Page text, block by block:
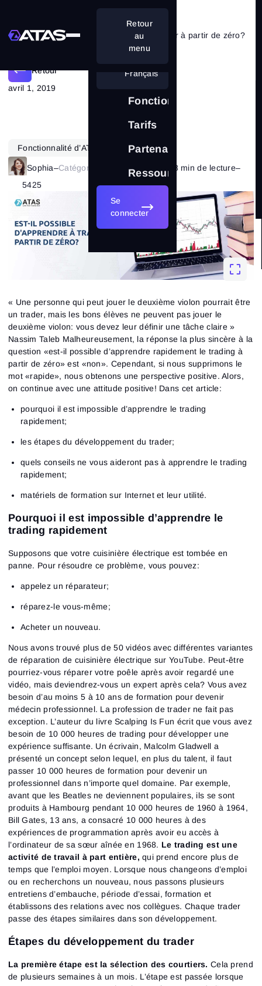
Fonctionnalités
Tarifs
Partenariat
Ressources
Français
Se
connecter
Retour
au
menu
Est-il possible d’apprendre à trader à partir de zéro?
Retour
avril 1, 2019
Fonctionnalité d’ATAS
Sophia–Catégorie: Bases du marché 8 min de lecture–
5425
« Une personne qui peut jouer le deuxième violon pourrait être
un trader, mais les bons élèves ne peuvent pas jouer le
deuxième violon: vous devez leur définir une tâche claire »
Nassim Taleb Malheureusement, la réponse la plus sincère à la
question «est-il possible d’apprendre rapidement le trading à
partir de zéro» est «non». Cependant, si nous supprimons le
mot «rapide», nous obtenons une perspective positive. Alors,
on continue avec une attitude positive! Dans cet article:
pourquoi il est impossible d’apprendre le trading
rapidement;
les étapes du développement du trader;
quels conseils ne vous aideront pas à apprendre le trading
rapidement;
matériels de formation sur Internet et leur utilité.
Pourquoi il est impossible d’apprendre le
trading rapidement
Supposons que votre cuisinière électrique est tombée en
panne. Pour résoudre ce problème, vous pouvez:
appelez un réparateur;
réparez-le vous-même;
Acheter un nouveau.
Nous avons trouvé plus de 50 vidéos avec différentes variantes
de réparation de cuisinière électrique sur YouTube. Peut-être
pourriez-vous réparer votre poêle après avoir regardé une
vidéo, mais deviendrez-vous un expert après cela? Vous avez
besoin d’au moins 5 à 10 ans de formation pour devenir
médecin professionnel. La profession de trader ne fait pas
exception. L’auteur du livre Scalping Is Fun écrit que vous avez
besoin de 10 000 heures de trading pour développer une
expérience suffisante. Un écrivain, Malcolm Gladwell a
présenté un concept selon lequel, en plus du talent, il faut
passer 10 000 heures de formation pour devenir un
professionnel dans n’importe quel domaine. Par exemple,
avant que les Beatles ne deviennent populaires, ils se sont
produits à Hambourg pendant 10 000 heures de 1960 à 1964,
Bill Gates, 13 ans, a consacré 10 000 heures à des
expériences de programmation après avoir eu accès à
l’ordinateur de sa sœur aînée en 1968. Le trading est une
activité de travail à part entière,qui prend encore plus de
temps que l’emploi moyen. Lorsque nous changeons d’emploi
ou en recherchons un nouveau, nous passons plusieurs
entretiens d’embauche, période d’essai, formation et
établissons des relations avec nos collègues. Chaque trader
passe des étapes similaires dans son développement.
Étapes du développement du trader
La première étape est la sélection des courtiers. Cela prend
de plusieurs semaines à un mois. L’étape est passée lorsque